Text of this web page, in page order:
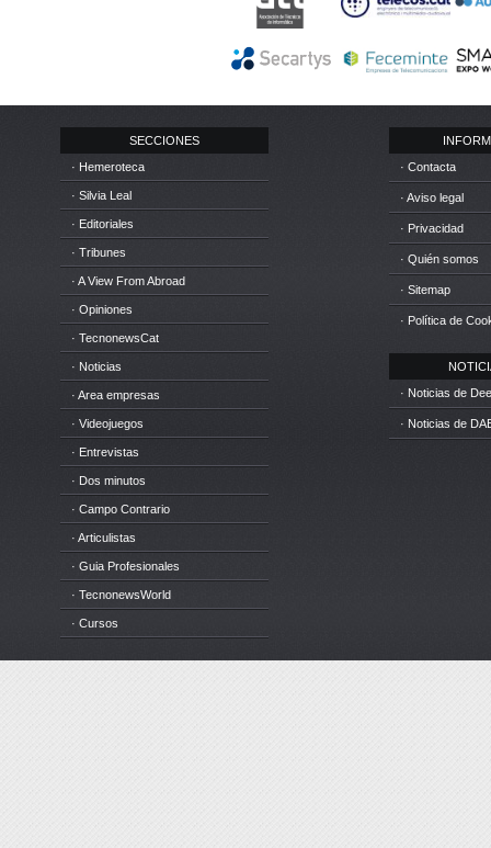
SECCIONES
· Hemeroteca
· Silvia Leal
· Editoriales
· Tribunes
· A View From Abroad
· Opiniones
· TecnonewsCat
· Noticias
· Area empresas
· Videojuegos
· Entrevistas
· Dos minutos
· Campo Contrario
· Articulistas
· Guia Profesionales
· TecnonewsWorld
· Cursos
· Contacta
· Aviso legal
· Privacidad
· Quién somos
· Sitemap
· Política de
· Noticias de
· Noticias de